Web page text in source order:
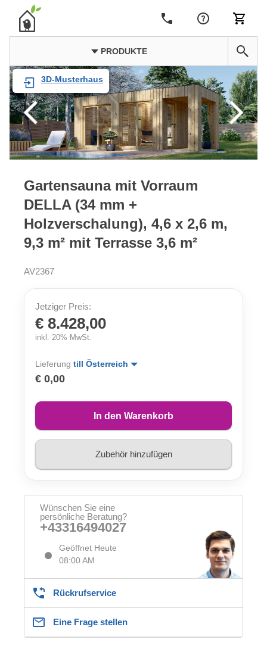
PRODUKTE
3D-Musterhaus
Gartensauna mit Vorraum
DELLA (34 mm +
Holzverschalung), 4,6 x 2,6 m,
9,3 m² mit Terrasse 3,6 m²
AV2367
Jetziger Preis:
€ 8.428,00
inkl. 20% MwSt.
Lieferung till Österreich
€ 0,00
In den Warenkorb
Zubehör hinzufügen
Wünschen Sie eine
persönliche Beratung?
+43316494027
Geöffnet Heute
08:00 AM
Rückrufservice
Eine Frage stellen